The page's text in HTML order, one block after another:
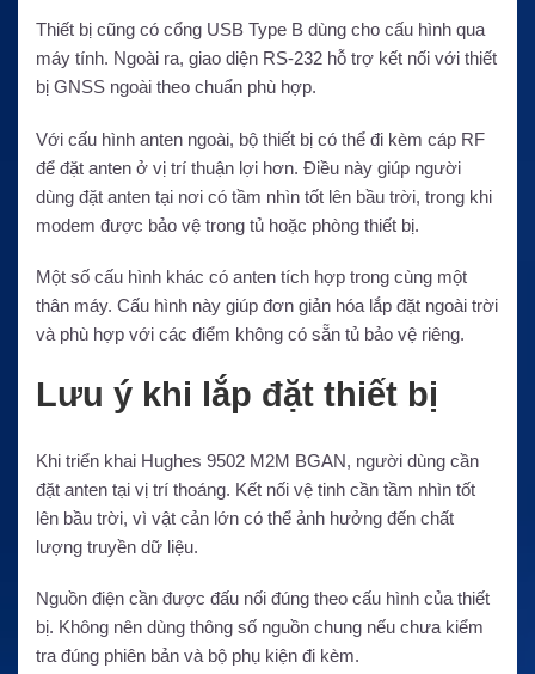
Thiết bị cũng có cổng USB Type B dùng cho cấu hình qua
máy tính. Ngoài ra, giao diện RS-232 hỗ trợ kết nối với thiết
bị GNSS ngoài theo chuẩn phù hợp.
Với cấu hình anten ngoài, bộ thiết bị có thể đi kèm cáp RF
để đặt anten ở vị trí thuận lợi hơn. Điều này giúp người
dùng đặt anten tại nơi có tầm nhìn tốt lên bầu trời, trong khi
modem được bảo vệ trong tủ hoặc phòng thiết bị.
Một số cấu hình khác có anten tích hợp trong cùng một
thân máy. Cấu hình này giúp đơn giản hóa lắp đặt ngoài trời
và phù hợp với các điểm không có sẵn tủ bảo vệ riêng.
Lưu ý khi lắp đặt thiết bị
Khi triển khai Hughes 9502 M2M BGAN, người dùng cần
đặt anten tại vị trí thoáng. Kết nối vệ tinh cần tầm nhìn tốt
lên bầu trời, vì vật cản lớn có thể ảnh hưởng đến chất
lượng truyền dữ liệu.
Nguồn điện cần được đấu nối đúng theo cấu hình của thiết
bị. Không nên dùng thông số nguồn chung nếu chưa kiểm
tra đúng phiên bản và bộ phụ kiện đi kèm.